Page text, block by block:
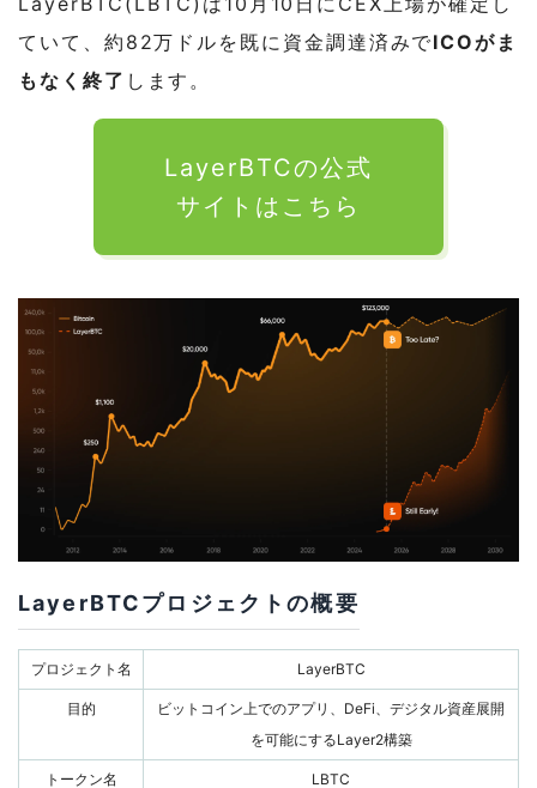
ていて、約82万ドルを既に資金調達済みでICOがま
もなく終了 します。
LayerBTCの公式
サイトはこちら
LayerBTCプロジェクトの概要
プロジェクト名 LayerBTC
目的
ビットコイン上でのアプリ、DeFi、デジタル資産展開
を可能にするLayer2構築
トークン名 LBTC